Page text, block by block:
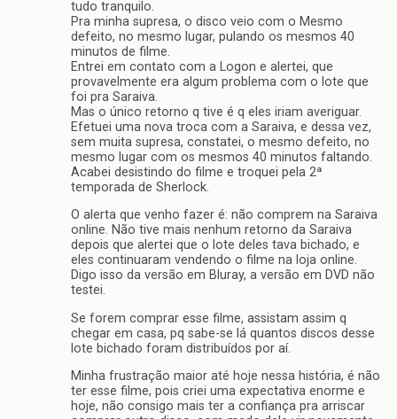
tudo tranquilo.
Pra minha supresa, o disco veio com o Mesmo
defeito, no mesmo lugar, pulando os mesmos 40
minutos de filme.
Entrei em contato com a Logon e alertei, que
provavelmente era algum problema com o lote que
foi pra Saraiva.
Mas o único retorno q tive é q eles iriam averiguar.
Efetuei uma nova troca com a Saraiva, e dessa vez,
sem muita supresa, constatei, o mesmo defeito, no
mesmo lugar com os mesmos 40 minutos faltando.
Acabei desistindo do filme e troquei pela 2ª
temporada de Sherlock.
O alerta que venho fazer é: não comprem na Saraiva
online. Não tive mais nenhum retorno da Saraiva
depois que alertei que o lote deles tava bichado, e
eles continuaram vendendo o filme na loja online.
Digo isso da versão em Bluray, a versão em DVD não
testei.
Se forem comprar esse filme, assistam assim q
chegar em casa, pq sabe-se lá quantos discos desse
lote bichado foram distribuídos por aí.
Minha frustração maior até hoje nessa história, é não
ter esse filme, pois criei uma expectativa enorme e
hoje, não consigo mais ter a confiança pra arriscar